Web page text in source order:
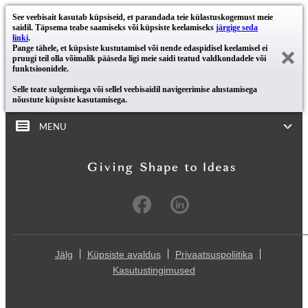
See veebisait kasutab küpsiseid, et parandada teie külastuskogemust meie
saidil. Täpsema teabe saamiseks või küpsiste keelamiseks järgige seda
linki.
Pange tähele, et küpsiste kustutamisel või nende edaspidisel keelamisel ei
pruugi teil olla võimalik pääseda ligi meie saidi teatud valdkondadele või
funktsioonidele.
Selle teate sulgemisega või sellel veebisaidil navigeerimise alustamisega
nõustute küpsiste kasutamisega.
MENU
Jälg Küpsiste avaldus
Privaatsuspoliitika
Kasutustingimused